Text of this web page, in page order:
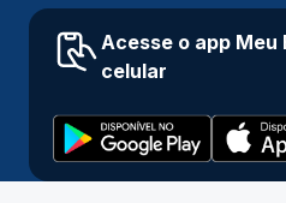
Acesse o app Meu
celular